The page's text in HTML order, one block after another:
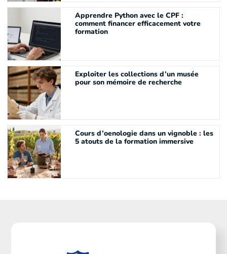
Apprendre Python avec le CPF :
comment financer efficacement votre
formation
Exploiter les collections d’un musée
pour son mémoire de recherche
Cours d’oenologie dans un vignoble : les
5 atouts de la formation immersive